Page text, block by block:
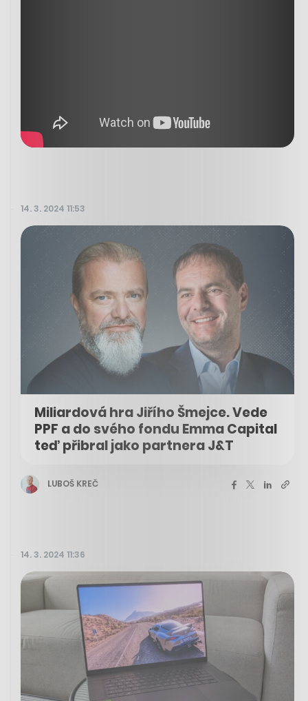
14. 3. 2024 11:53
Miliardová hra Jiřího Šmejce. Vede
PPF a do svého fondu Emma Capital
teď přibral jako partnera J&T
LUBOŠ KREČ
14. 3. 2024 11:36